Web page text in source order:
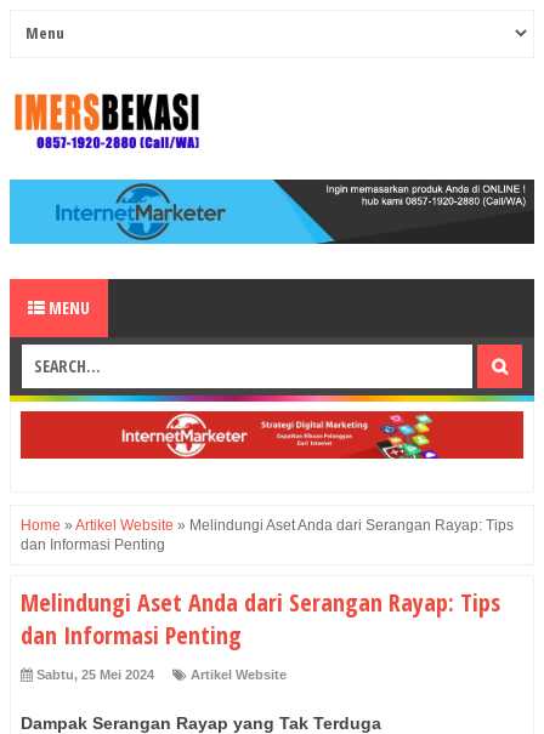
MENU
Home » Artikel Website » Melindungi Aset Anda dari Serangan Rayap: Tips
dan Informasi Penting
Melindungi Aset Anda dari Serangan Rayap: Tips
dan Informasi Penting
Sabtu, 25 Mei 2024 Artikel Website
Dampak Serangan Rayap yang Tak Terduga